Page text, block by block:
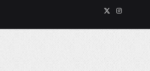
Instagram